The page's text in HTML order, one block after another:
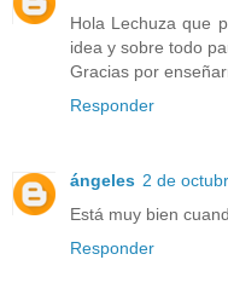
Hola Lechuza que
idea y sobre todo
Gracias por
Responder
ángeles 2 de
Está muy bien
Responder